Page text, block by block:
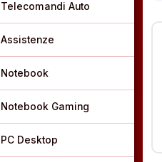
Telecomandi Auto
Assistenze
Notebook
Notebook Gaming
PC Desktop